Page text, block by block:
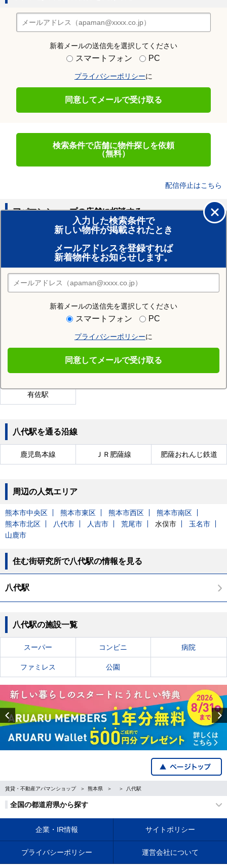
新着メールの送信先を選択してください
スマートフォン PC
プライバシーポリシーに
同意してメールで受け取る
検索条件で店舗に物件探しを依頼
（無料）
配信停止はこちら
入力した検索条件で
新しい物件が掲載されたとき
メールアドレスを登録すれば
新着物件をお知らせします。
新着メールの送信先を選択してください
スマートフォン PC
プライバシーポリシーに
同意してメールで受け取る
アパマンショップの店舗に相談する
賃貸のプロがお部屋探し！
おまかせ物件リクエスト
住みたい街の店舗を探す
店舗検索
坂本駅
葉木駅 鎌瀬駅 肥後二見駅
有佐駅
八代駅を通る沿線
鹿児島本線 ＪＲ肥薩線 肥薩おれんじ鉄道
周辺の人気エリア
熊本市中央区 熊本市東区 熊本市西区
熊本市南区
熊本市北区
八代市 人吉市 荒尾市 水俣市
玉名市
山鹿市
住む街研究所で八代駅の情報を見る
八代駅
八代駅の施設一覧
スーパー コンビニ 病院
ファミレス 公園
Previous
賃貸・不動産アパマンショップ 熊本県 八代駅
全国の都道府県から探す
企業・IR情報 サイトポリシー
プライバシーポリシー 運営会社について